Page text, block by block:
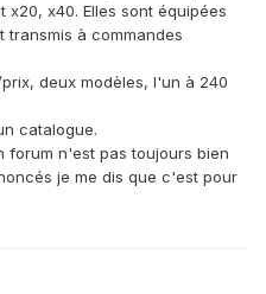
x40. Elles sont équipées
à commandes
deux modèles, l'un à 240
catalogue.
forum n'est pas toujours bien
je me dis que c'est pour